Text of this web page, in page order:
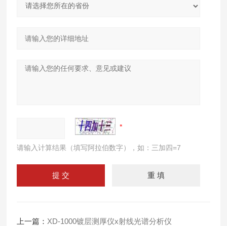
请输入计算结果（填写阿拉伯数字），如：三加四=7
上一篇： XD-1000镀层测厚仪x射线光谱分析仪